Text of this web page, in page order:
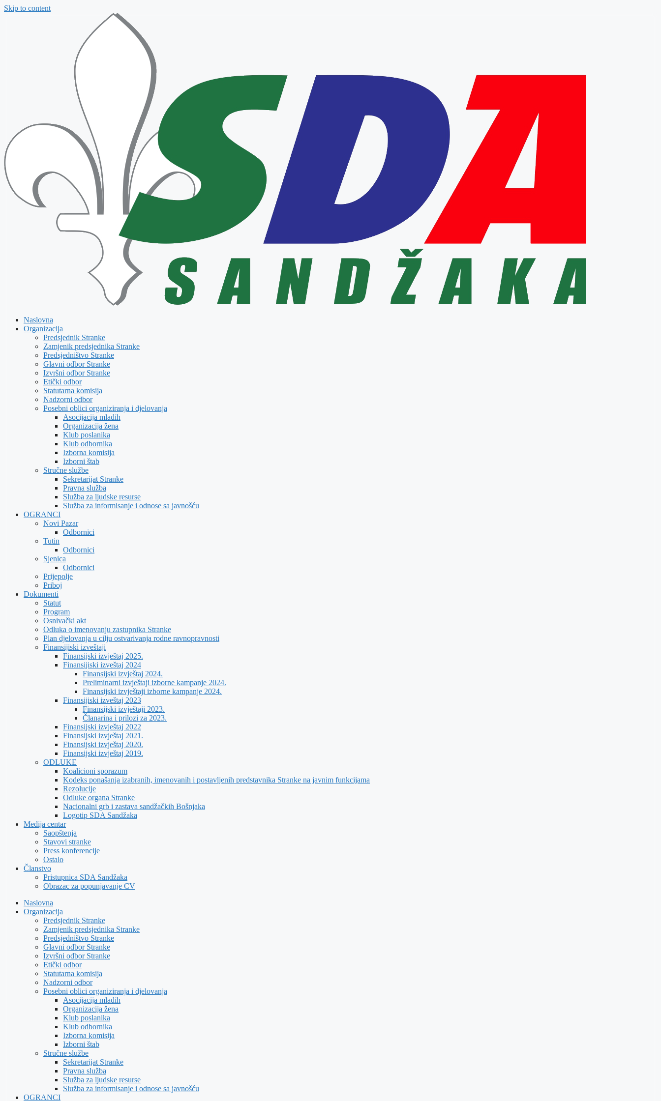
Skip to content
Naslovna
Organizacija
Predsjednik Stranke
Zamjenik predsjednika Stranke
Predsjedništvo Stranke
Glavni odbor Stranke
Izvršni odbor Stranke
Etički odbor
Statutarna komisija
Nadzorni odbor
Posebni oblici organiziranja i djelovanja
Asocijacija mladih
Organizacija žena
Klub poslanika
Klub odbornika
Izborna komisija
Izborni štab
Stručne službe
Sekretarijat Stranke
Pravna služba
Služba za ljudske resurse
Služba za informisanje i odnose sa javnošću
OGRANCI
Novi Pazar
Odbornici
Tutin
Odbornici
Sjenica
Odbornici
Prijepolje
Priboj
Dokumenti
Statut
Program
Osnivački akt
Odluka o imenovanju zastupnika Stranke
Plan djelovanja u cilju ostvarivanja rodne ravnopravnosti
Finansijiski izveštaji
Finansijski izvještaj 2025.
Finansijiski izveštaj 2024
Finansijski izvještaj 2024.
Preliminarni izvještaji izborne kampanje 2024.
Finansijski izvještaji izborne kampanje 2024.
Finansijiski izveštaj 2023
Finansijski izvještaji 2023.
Članarina i prilozi za 2023.
Finansijski izvještaj 2022
Finansijski izvještaj 2021.
Finansijski izvještaj 2020.
Finansijski izvještaj 2019.
ODLUKE
Koalicioni sporazum
Kodeks ponašanja izabranih, imenovanih i postavljenih predstavnika Stranke na javnim funkcijama
Rezolucije
Odluke organa Stranke
Nacionalni grb i zastava sandžačkih Bošnjaka
Logotip SDA Sandžaka
Medija centar
Saopštenja
Stavovi stranke
Press konferencije
Ostalo
Članstvo
Pristupnica SDA Sandžaka
Obrazac za popunjavanje CV
Naslovna
Organizacija
Predsjednik Stranke
Zamjenik predsjednika Stranke
Predsjedništvo Stranke
Glavni odbor Stranke
Izvršni odbor Stranke
Etički odbor
Statutarna komisija
Nadzorni odbor
Posebni oblici organiziranja i djelovanja
Asocijacija mladih
Organizacija žena
Klub poslanika
Klub odbornika
Izborna komisija
Izborni štab
Stručne službe
Sekretarijat Stranke
Pravna služba
Služba za ljudske resurse
Služba za informisanje i odnose sa javnošću
OGRANCI